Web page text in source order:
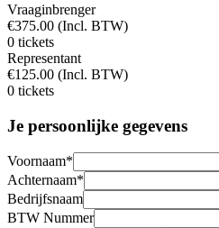
Vraaginbrenger
€375.00 (Incl. BTW)
0 tickets
Representant
€125.00 (Incl. BTW)
0 tickets
Je persoonlijke gegevens
Voornaam*
Achternaam*
Bedrijfsnaam
BTW Nummer